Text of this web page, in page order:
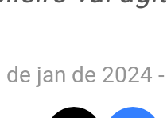
de jan de 2024